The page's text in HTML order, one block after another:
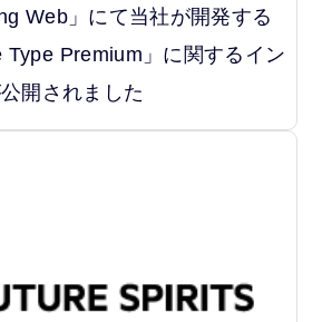
Web」にて当社が開発する
Type Premium」に関するイン
開されました